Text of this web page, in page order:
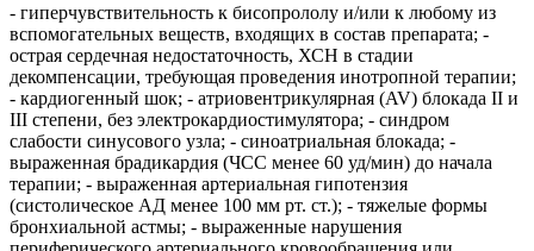
- гиперчувствительность к бисопрололу и/или к любому из
вспомогательных веществ, входящих в состав препарата; -
острая сердечная недостаточность, ХСН в стадии
декомпенсации, требующая проведения инотропной терапии;
- кардиогенный шок; - атриовентрикулярная (AV) блокада II и
III степени, без электрокардиостимулятора; - синдром
слабости синусового узла; - синоатриальная блокада; -
выраженная брадикардия (ЧСС менее 60 уд/мин) до начала
терапии; - выраженная артериальная гипотензия
(систолическое АД менее 100 мм рт. ст.); - тяжелые формы
бронхиальной астмы; - выраженные нарушения